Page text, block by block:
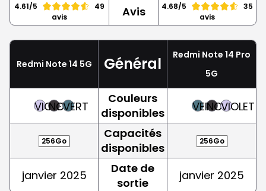
4.61/5
49
avis
Avis 4.68/5
35
avis
Redmi Note 14 5G Général
Redmi Note 14 Pro
5G
VIOLET
NOIRVERT
Couleurs
disponibles
VERTNOIRVIOLET
256Go
Capacités
disponibles
256Go
janvier 2025
Date de
sortie
janvier 2025